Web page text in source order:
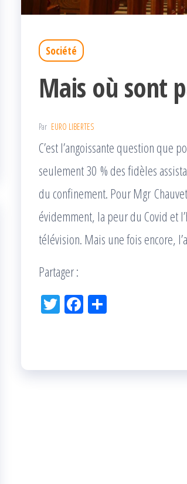
Société
Mais où sont
Par EURO LIBERTES
C’est l’angoissante question que
seulement 30 % des fidèles
du confinement. Pour Mgr
évidemment, la peur du Covid et
télévision. Mais une fois encore,
Partager :
Tw Fac